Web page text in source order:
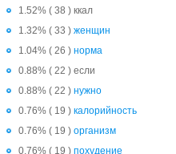
1.52% ( 38 ) ккал
1.32% ( 33 ) женщин
1.04% ( 26 ) норма
0.88% ( 22 ) если
0.88% ( 22 ) нужно
0.76% ( 19 ) калорийность
0.76% ( 19 ) организм
0.76% ( 19 ) похудение